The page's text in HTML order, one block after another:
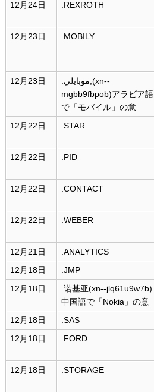
12月24日
.REXROTH
12月23日
.MOBILY
12月23日
mgbb9fbpob)アラビア語
で「モバイル」の意
12月22日
.STAR
12月22日
.PID
12月22日
.CONTACT
12月22日
.WEBER
12月21日
.ANALYTICS
12月18日
.JMP
12月18日
.诺基亚(xn--jlq61u9w7b)
中国語で「Nokia」の意
12月18日 .SAS
12月18日
.FORD
12月18日
.STORAGE